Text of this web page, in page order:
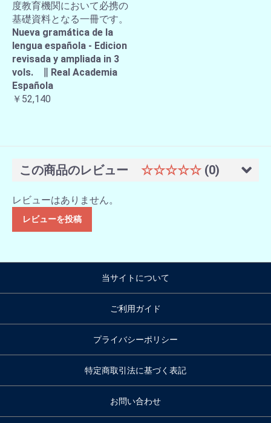
度教育機関において必携の
基礎資料となる一冊です。
Nueva gramática de la
lengua española - Edicion
revisada y ampliada in 3
vols. ∥ Real Academia
Española
￥52,140
この商品のレビュー ☆☆☆☆☆ (0)
レビューはありません。
レビューを投稿
当サイトについて
ご利用ガイド
プライバシーポリシー
特定商取引法に基づく表記
お問い合わせ